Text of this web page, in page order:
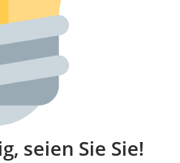
seien Sie Sie!